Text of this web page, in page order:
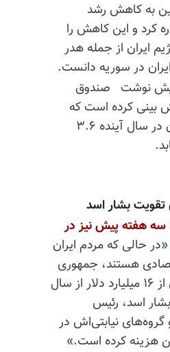
به کاهش رشد
کرد و این کاهش را
ایران از جمله هدر
در سوریه دانست.
نوشت صندوق
بینی کرده است که
رشد اقتصادی ایران در سال آینده ۳.۶
سههفتهپیشنیز در
«در حالی که مردم ایران
هستند، جمهوری
اسلامی ایران بیش از ۱۶ میلیارد دلار از سال
بشار اسد، رئیس
نیابتی‌اش در
هزینه کرده است.»